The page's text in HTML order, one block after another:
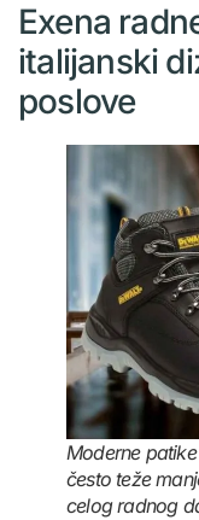
Exena
italijanski
poslove
Moderne
često teže
celog radnog